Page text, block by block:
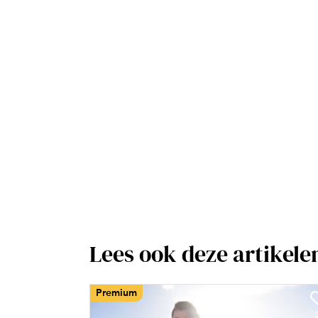
Lees ook deze
Premium